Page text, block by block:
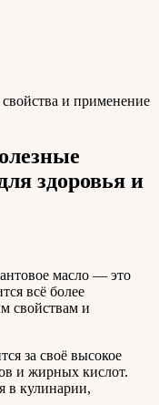
и применение
здоровья и
масло — это
всё более
свойствам и
за своё высокое
и жирных кислот.
в кулинарии,